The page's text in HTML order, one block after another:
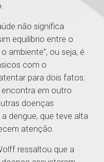
não significa
equilíbrio entre o
ambiente”, ou seja, é
com o
para dois fatos:
encontra em outro
doenças
dengue, que teve alta
atenção.
ressaltou que a